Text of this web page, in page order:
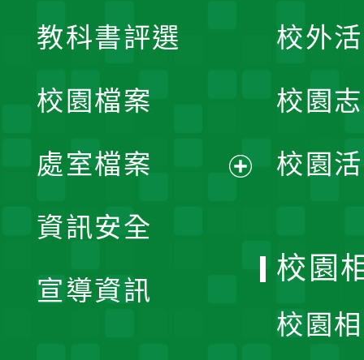
單
教科書評選
校園檔案
處室檔案
資訊安全
宣導資訊
校外
校園
校園
校園
校園